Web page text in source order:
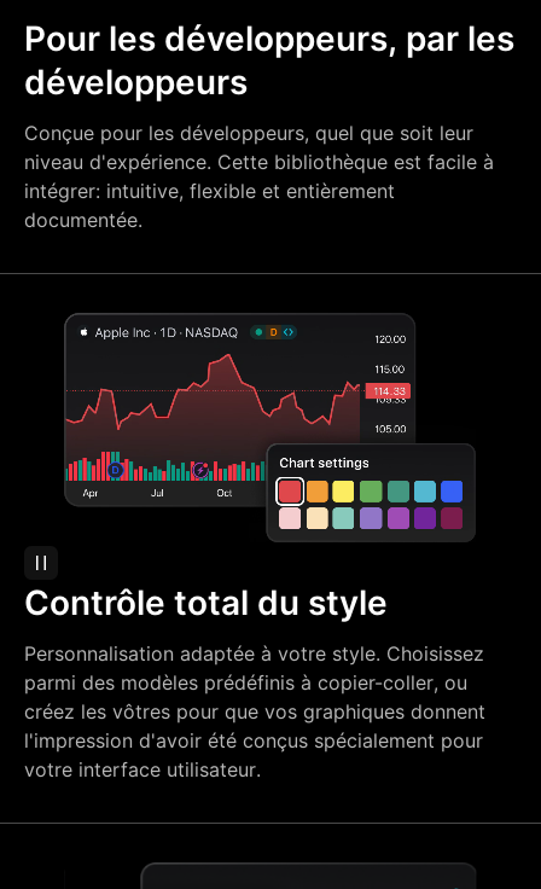
Pour les développeurs, par les
développeurs
Conçue pour les développeurs, quel que soit leur
niveau d'expérience. Cette bibliothèque est facile à
intégrer: intuitive, flexible et entièrement
documentée.
Contrôle total du style
Personnalisation adaptée à votre style. Choisissez
parmi des modèles prédéfinis à copier-coller, ou
créez les vôtres pour que vos graphiques donnent
l'impression d'avoir été conçus spécialement pour
votre interface utilisateur.